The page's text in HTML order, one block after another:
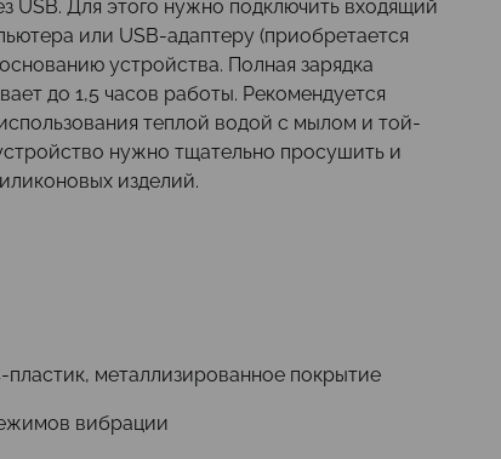
USB. Для этого нужно подключить входящий
или USB-адаптеру (приобретается
устройства. Полная зарядка
до 1,5 часов работы. Рекомендуется
теплой водой с мылом и той-
нужно тщательно просушить и
изделий.
металлизированное покрытие
вибрации